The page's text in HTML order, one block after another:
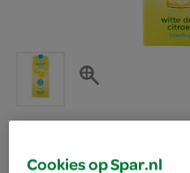
Cookies op Spar.nl